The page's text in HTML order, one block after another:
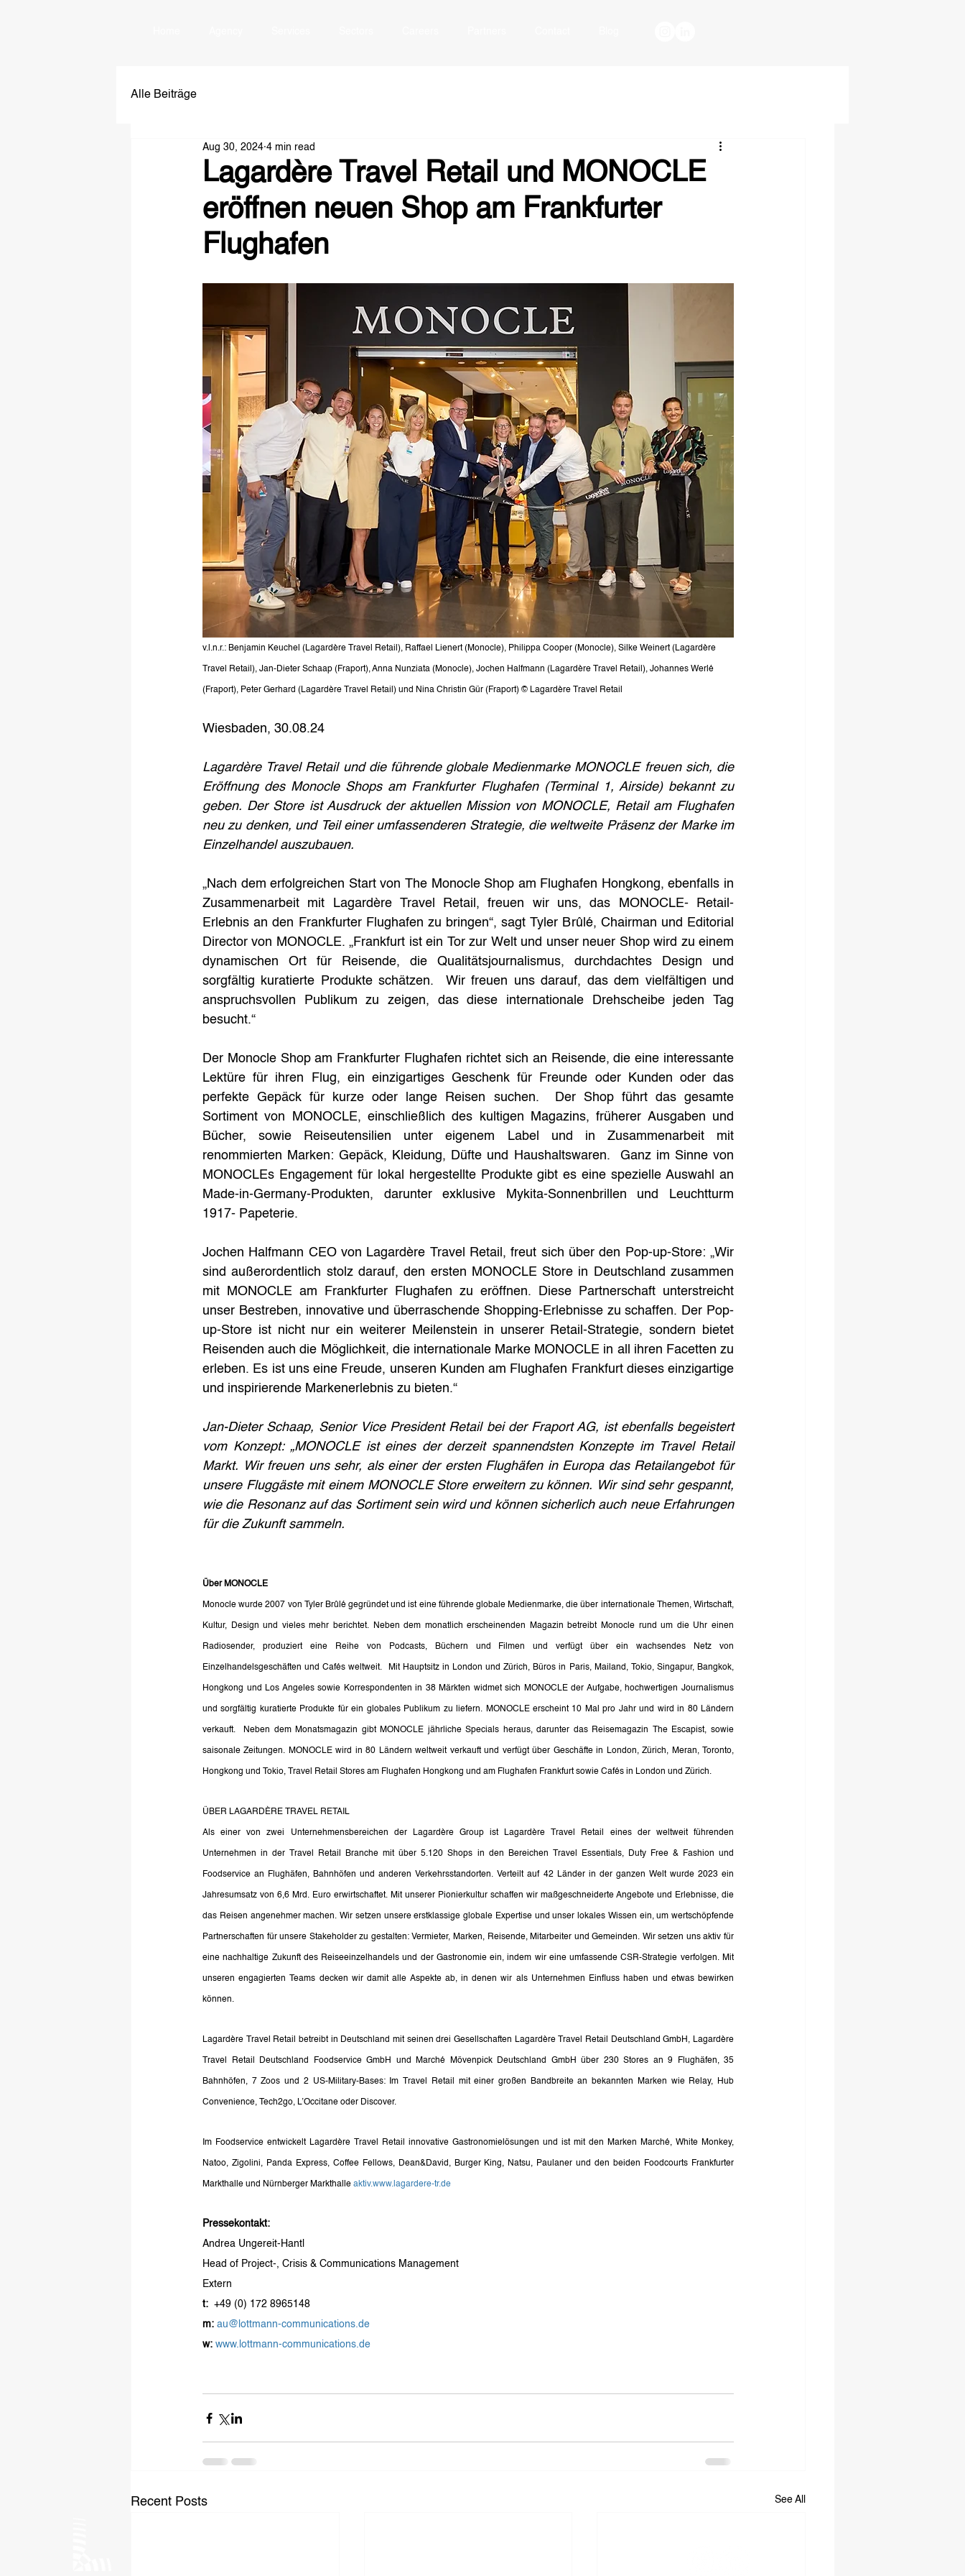
Alle Beiträge
Lagardère Travel Retail und MONOCLE
eröffnen neuen Shop am Frankfurter
Flughafen
Aug 30, 2024 4 min read
v.l.n.r.: Benjamin Keuchel (Lagardère Travel Retail), Raffael Lienert (Monocle), Philippa Cooper (Monocle), Silke Weinert (Lagardère
Travel Retail), Jan-Dieter Schaap (Fraport), Anna Nunziata (Monocle), Jochen Halfmann (Lagardère Travel Retail), Johannes Werlé
(Fraport), Peter Gerhard (Lagardère Travel Retail) und Nina Christin Gür (Fraport) © Lagardère Travel Retail
Wiesbaden, 30.08.24
Lagardère Travel Retail und die führende globale Medienmarke MONOCLE freuen sich, die
Eröffnung des Monocle Shops am Frankfurter Flughafen (Terminal 1, Airside) bekannt zu
geben. Der Store ist Ausdruck der aktuellen Mission von MONOCLE, Retail am Flughafen
neu zu denken, und Teil einer umfassenderen Strategie, die weltweite Präsenz der Marke im
Einzelhandel auszubauen.
„Nach dem erfolgreichen Start von The Monocle Shop am Flughafen Hongkong, ebenfalls in
Zusammenarbeit mit Lagardère Travel Retail, freuen wir uns, das MONOCLE- Retail-
Erlebnis an den Frankfurter Flughafen zu bringen“, sagt Tyler Brûlé, Chairman und Editorial
Director von MONOCLE. „Frankfurt ist ein Tor zur Welt und unser neuer Shop wird zu einem
dynamischen Ort für Reisende, die Qualitätsjournalismus, durchdachtes Design und
sorgfältig kuratierte Produkte schätzen.  Wir freuen uns darauf, das dem vielfältigen und
anspruchsvollen Publikum zu zeigen, das diese internationale Drehscheibe jeden Tag
besucht.“
Der Monocle Shop am Frankfurter Flughafen richtet sich an Reisende, die eine interessante
Lektüre für ihren Flug, ein einzigartiges Geschenk für Freunde oder Kunden oder das
perfekte Gepäck für kurze oder lange Reisen suchen.  Der Shop führt das gesamte
Sortiment von MONOCLE, einschließlich des kultigen Magazins, früherer Ausgaben und
Bücher, sowie Reiseutensilien unter eigenem Label und in Zusammenarbeit mit
renommierten Marken: Gepäck, Kleidung, Düfte und Haushaltswaren.  Ganz im Sinne von
MONOCLEs Engagement für lokal hergestellte Produkte gibt es eine spezielle Auswahl an
Made-in-Germany-Produkten, darunter exklusive Mykita-Sonnenbrillen und Leuchtturm
1917- Papeterie.
Jochen Halfmann CEO von Lagardère Travel Retail, freut sich über den Pop-up-Store: „Wir
sind außerordentlich stolz darauf, den ersten MONOCLE Store in Deutschland zusammen
mit MONOCLE am Frankfurter Flughafen zu eröffnen. Diese Partnerschaft unterstreicht
unser Bestreben, innovative und überraschende Shopping-Erlebnisse zu schaffen. Der Pop-
up-Store ist nicht nur ein weiterer Meilenstein in unserer Retail-Strategie, sondern bietet
Reisenden auch die Möglichkeit, die internationale Marke MONOCLE in all ihren Facetten zu
erleben. Es ist uns eine Freude, unseren Kunden am Flughafen Frankfurt dieses einzigartige
und inspirierende Markenerlebnis zu bieten.“
Jan-Dieter Schaap, Senior Vice President Retail bei der Fraport AG, ist ebenfalls begeistert
vom Konzept: „MONOCLE ist eines der derzeit spannendsten Konzepte im Travel Retail
Markt. Wir freuen uns sehr, als einer der ersten Flughäfen in Europa das Retailangebot für
unsere Fluggäste mit einem MONOCLE Store erweitern zu können. Wir sind sehr gespannt,
wie die Resonanz auf das Sortiment sein wird und können sicherlich auch neue Erfahrungen
für die Zukunft sammeln.
Über MONOCLE
Monocle wurde 2007 von Tyler Brûlé gegründet und ist eine führende globale Medienmarke, die über internationale Themen, Wirtschaft,
Kultur, Design und vieles mehr berichtet. Neben dem monatlich erscheinenden Magazin betreibt Monocle rund um die Uhr einen
Radiosender, produziert eine Reihe von Podcasts, Büchern und Filmen und verfügt über ein wachsendes Netz von
Einzelhandelsgeschäften und Cafés weltweit.  Mit Hauptsitz in London und Zürich, Büros in Paris, Mailand, Tokio, Singapur, Bangkok,
Hongkong und Los Angeles sowie Korrespondenten in 38 Märkten widmet sich MONOCLE der Aufgabe, hochwertigen Journalismus
und sorgfältig kuratierte Produkte für ein globales Publikum zu liefern. MONOCLE erscheint 10 Mal pro Jahr und wird in 80 Ländern
verkauft.  Neben dem Monatsmagazin gibt MONOCLE jährliche Specials heraus, darunter das Reisemagazin The Escapist, sowie
saisonale Zeitungen. MONOCLE wird in 80 Ländern weltweit verkauft und verfügt über Geschäfte in London, Zürich, Meran, Toronto,
Hongkong und Tokio, Travel Retail Stores am Flughafen Hongkong und am Flughafen Frankfurt sowie Cafés in London und Zürich.
ÜBER LAGARDÈRE TRAVEL RETAIL
Als einer von zwei Unternehmensbereichen der Lagardère Group ist Lagardère Travel Retail eines der weltweit führenden
Unternehmen in der Travel Retail Branche mit über 5.120 Shops in den Bereichen Travel Essentials, Duty Free & Fashion und
Foodservice an Flughäfen, Bahnhöfen und anderen Verkehrsstandorten. Verteilt auf 42 Länder in der ganzen Welt wurde 2023 ein
Jahresumsatz von 6,6 Mrd. Euro erwirtschaftet. Mit unserer Pionierkultur schaffen wir maßgeschneiderte Angebote und Erlebnisse, die
das Reisen angenehmer machen. Wir setzen unsere erstklassige globale Expertise und unser lokales Wissen ein, um wertschöpfende
Partnerschaften für unsere Stakeholder zu gestalten: Vermieter, Marken, Reisende, Mitarbeiter und Gemeinden. Wir setzen uns aktiv für
eine nachhaltige Zukunft des Reiseeinzelhandels und der Gastronomie ein, indem wir eine umfassende CSR-Strategie verfolgen. Mit
unseren engagierten Teams decken wir damit alle Aspekte ab, in denen wir als Unternehmen Einfluss haben und etwas bewirken
können.
Lagardère Travel Retail betreibt in Deutschland mit seinen drei Gesellschaften Lagardère Travel Retail Deutschland GmbH, Lagardère
Travel Retail Deutschland Foodservice GmbH und Marché Mövenpick Deutschland GmbH über 230 Stores an 9 Flughäfen, 35
Bahnhöfen, 7 Zoos und 2 US-Military-Bases: Im Travel Retail mit einer großen Bandbreite an bekannten Marken wie Relay, Hub
Convenience, Tech2go, L’Occitane oder Discover.
Im Foodservice entwickelt Lagardère Travel Retail innovative Gastronomielösungen und ist mit den Marken Marché, White Monkey,
Natoo, Zigolini, Panda Express, Coffee Fellows, Dean&David, Burger King, Natsu, Paulaner und den beiden Foodcourts Frankfurter
Markthalle und Nürnberger Markthalle aktiv.www.lagardere-tr.de
Pressekontakt:
Andrea Ungereit-Hantl
Head of Project-, Crisis & Communications Management
Extern
t: +49 (0) 172 8965148
m: au@lottmann-communications.de
w: www.lottmann-communications.de
Recent Posts See All